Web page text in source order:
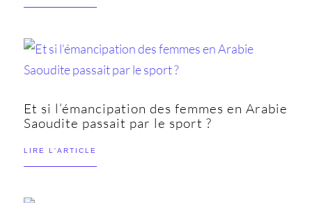
Et si l’émancipation des femmes en Arabie
Saoudite passait par le sport ?
LIRE L'ARTICLE